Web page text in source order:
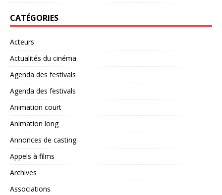
CATÉGORIES
Acteurs
Actualités du cinéma
Agenda des festivals
Agenda des festivals
Animation court
Animation long
Annonces de casting
Appels à films
Archives
Associations